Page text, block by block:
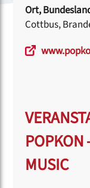
Ort,
Cottbus,
POPKON
MUSIC